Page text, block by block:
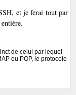
et je ferai tout par
de celui par lequel
ou POP, le protocole